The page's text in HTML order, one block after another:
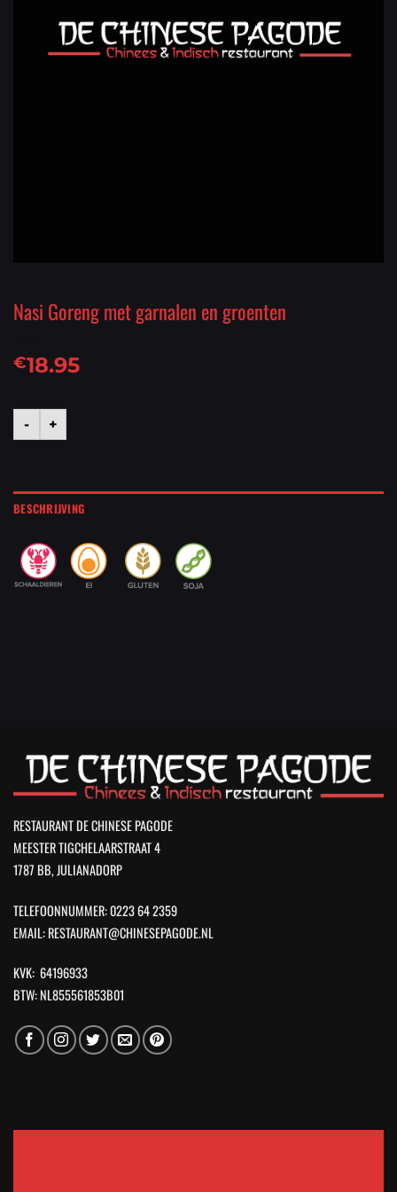
Nasi Goreng met garnalen en groenten
€18.95
- +
BESCHRIJVING
RESTAURANT DE CHINESE PAGODE
MEESTER TIGCHELAARSTRAAT 4
1787 BB, JULIANADORP
TELEFOONNUMMER: 0223 64 2359
EMAIL: RESTAURANT@CHINESEPAGODE.NL
KVK: 64196933
BTW: NL855561853B01